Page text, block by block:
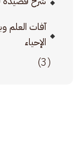
آفات العلم
الإحياء
(3)